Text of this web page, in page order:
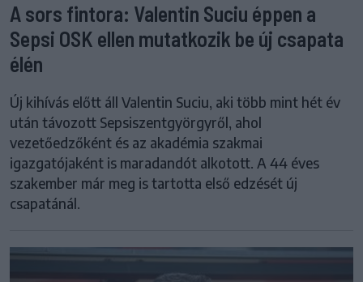
A sors fintora: Valentin Suciu éppen a
Sepsi OSK ellen mutatkozik be új csapata
élén
Új kihívás előtt áll Valentin Suciu, aki több mint hét év
után távozott Sepsiszentgyörgyről, ahol
vezetőedzőként és az akadémia szakmai
igazgatójaként is maradandót alkotott. A 44 éves
szakember már meg is tartotta első edzését új
csapatánál.